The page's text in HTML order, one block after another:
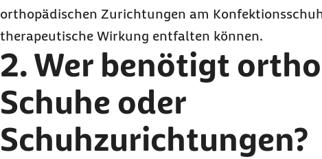
orthopädischen Zurichtungen am
therapeutische Wirkung entfalten können.
2. Wer benötigt
Schuhe oder
Schuhzurichtungen?